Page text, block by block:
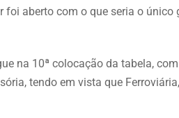
foi aberto com o que seria o único
na 10ª colocação da tabela,
tendo em vista que